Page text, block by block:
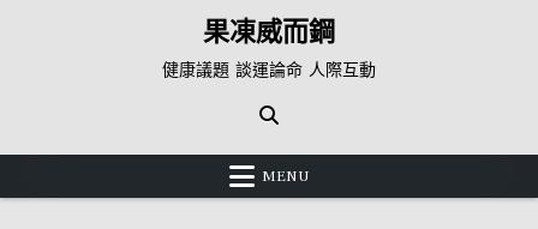
果凍威而鋼
健康議題 談運論命 人際互動
MENU